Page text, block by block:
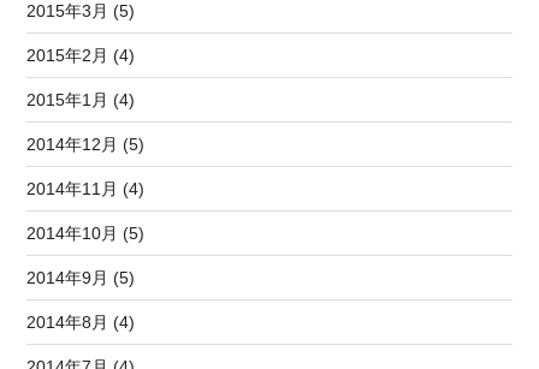
2015年3月 (5)
2015年2月 (4)
2015年1月 (4)
2014年12月 (5)
2014年11月 (4)
2014年10月 (5)
2014年9月 (5)
2014年8月 (4)